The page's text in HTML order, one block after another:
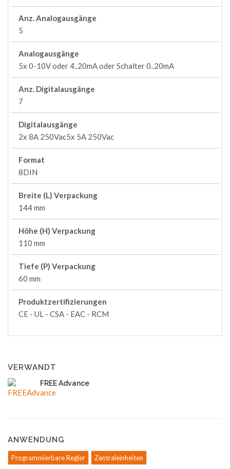
Anz. Analogausgänge
5
Analogausgänge
5x 0-10V oder 4..20mA oder Schalter 0..20mA
Anz. Digitalausgänge
7
Digitalausgänge
2x 8A 250Vac5x 5A 250Vac
Format
8DIN
Breite (L) Verpackung
144 mm
Höhe (H) Verpackung
110 mm
Tiefe (P) Verpackung
60 mm
Produktzertifizierungen
CE - UL - CSA - EAC - RCM
VERWANDT
FREE Advance
ANWENDUNG
Programmierbare Regler Zentraleinheiten